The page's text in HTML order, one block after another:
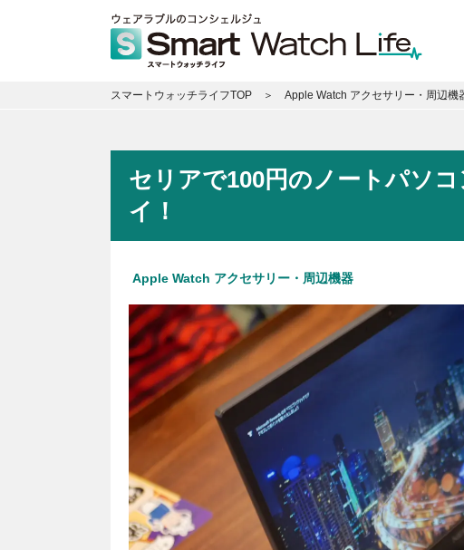
スマートウォッチライフTOP Apple Watch アクセサリー・周辺機
セリアで100円のノートパソ
イ！
Apple Watch アクセサリー・周辺機器